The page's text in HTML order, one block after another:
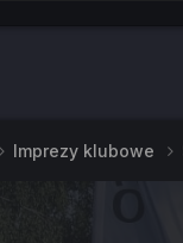
Imprezy klubowe